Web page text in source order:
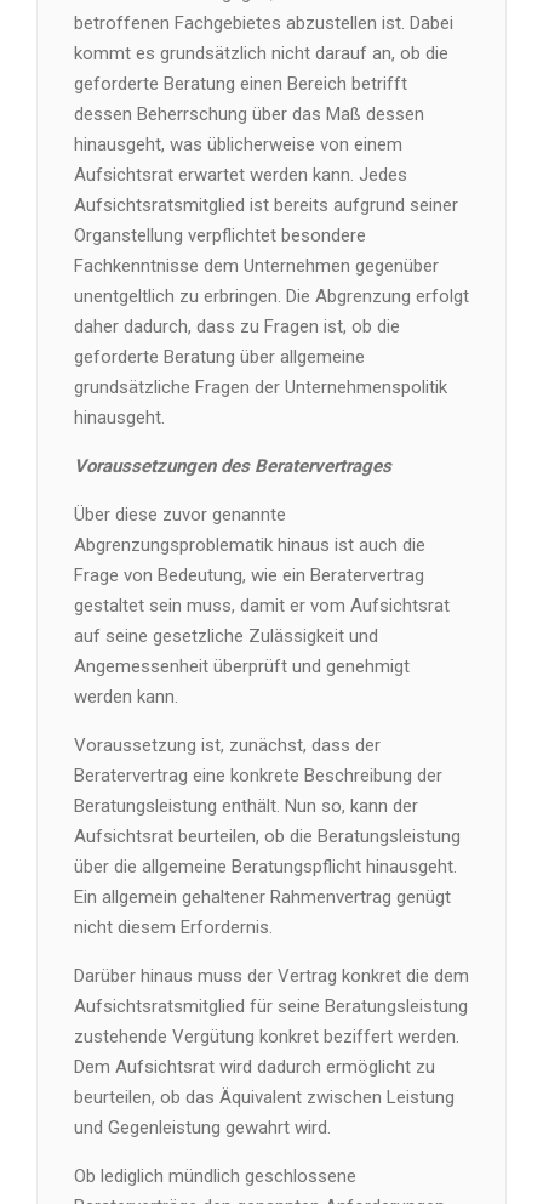
betroffenen Fachgebietes abzustellen ist. Dabei
kommt es grundsätzlich nicht darauf an, ob die
geforderte Beratung einen Bereich betrifft
dessen Beherrschung über das Maß dessen
hinausgeht, was üblicherweise von einem
Aufsichtsrat erwartet werden kann. Jedes
Aufsichtsratsmitglied ist bereits aufgrund seiner
Organstellung verpflichtet besondere
Fachkenntnisse dem Unternehmen gegenüber
unentgeltlich zu erbringen. Die Abgrenzung erfolgt
daher dadurch, dass zu Fragen ist, ob die
geforderte Beratung über allgemeine
grundsätzliche Fragen der Unternehmenspolitik
hinausgeht.
Voraussetzungen des Beratervertrages
Über diese zuvor genannte
Abgrenzungsproblematik hinaus ist auch die
Frage von Bedeutung, wie ein Beratervertrag
gestaltet sein muss, damit er vom Aufsichtsrat
auf seine gesetzliche Zulässigkeit und
Angemessenheit überprüft und genehmigt
werden kann.
Voraussetzung ist, zunächst, dass der
Beratervertrag eine konkrete Beschreibung der
Beratungsleistung enthält. Nun so, kann der
Aufsichtsrat beurteilen, ob die Beratungsleistung
über die allgemeine Beratungspflicht hinausgeht.
Ein allgemein gehaltener Rahmenvertrag genügt
nicht diesem Erfordernis.
Darüber hinaus muss der Vertrag konkret die dem
Aufsichtsratsmitglied für seine Beratungsleistung
zustehende Vergütung konkret beziffert werden.
Dem Aufsichtsrat wird dadurch ermöglicht zu
beurteilen, ob das Äquivalent zwischen Leistung
und Gegenleistung gewahrt wird.
Ob lediglich mündlich geschlossene